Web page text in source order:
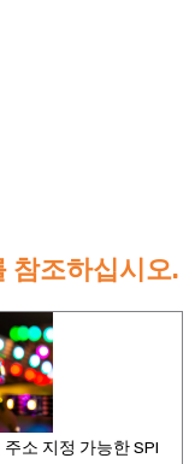
참조하십시오.
주소 지정 가능한 SPI